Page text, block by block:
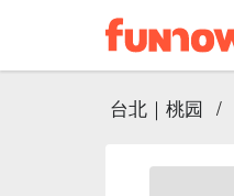
台北｜桃园 /